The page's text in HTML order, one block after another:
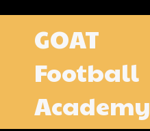
GOAT
Football
Academy